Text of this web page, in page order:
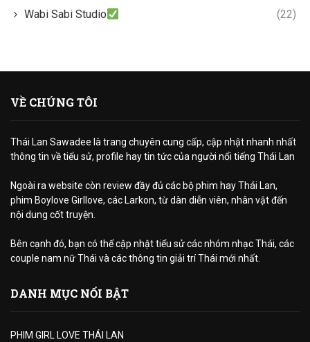
Wabi Sabi Studio (22)
VỀ CHÚNG TÔI
Thái Lan Sawadee là trang chuyên cung cấp, cập nhật nhanh nhất
thông tin về tiểu sử, profile hay tin tức của người nổi tiếng Thái Lan
Ngoài ra website còn review đầy đủ các bộ phim hay Thái Lan,
phim Boylove Girllove, các Larkon, từ dàn diễn viên, nhân vật đến
nội dung cốt truyện.
Bên cạnh đó, bạn có thể cập nhật tiểu sử các nhóm nhạc Thái, các
couple nam nữ Thái và các thông tin giải trí Thái mới nhất.
DANH MỤC NỔI BẬT
PHIM GIRL LOVE THÁI LAN